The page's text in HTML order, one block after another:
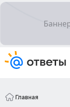
Главная